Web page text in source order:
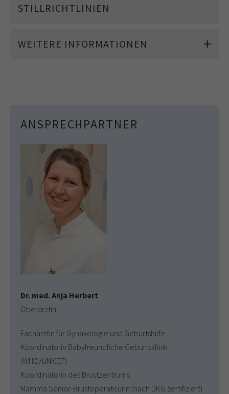
STILLRICHTLINIEN
WEITERE INFORMATIONEN
ANSPRECHPARTNER
Dr. med. Anja Herbert
Oberärztin
Fachärztin für Gynäkologie und Geburtshilfe
Koordinatorin Babyfreundliche Geburtsklinik
(WHO/UNICEF)
Koordinatorin des Brustzentrums
Mamma Senior-Brustoperateurin (nach DKG zertifiziert)